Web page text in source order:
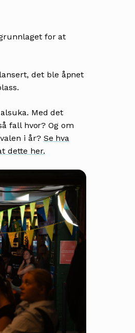
for at
lansert, det ble åpnet
Med det
fall hvor? Og om
i år? Se hva
dette her.